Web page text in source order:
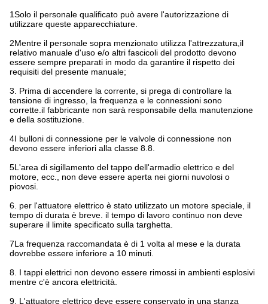
1Solo il personale qualificato può avere l'autorizzazione di
utilizzare queste apparecchiature.
2Mentre il personale sopra menzionato utilizza l'attrezzatura,il
relativo manuale d'uso e/o altri fascicoli del prodotto devono
essere sempre preparati in modo da garantire il rispetto dei
requisiti del presente manuale;
3. Prima di accendere la corrente, si prega di controllare la
tensione di ingresso, la frequenza e le connessioni sono
corrette.il fabbricante non sarà responsabile della manutenzione
e della sostituzione.
4I bulloni di connessione per le valvole di connessione non
devono essere inferiori alla classe 8.8.
5L'area di sigillamento del tappo dell'armadio elettrico e del
motore, ecc., non deve essere aperta nei giorni nuvolosi o
piovosi.
6. per l'attuatore elettrico è stato utilizzato un motore speciale, il
tempo di durata è breve. il tempo di lavoro continuo non deve
superare il limite specificato sulla targhetta.
7La frequenza raccomandata è di 1 volta al mese e la durata
dovrebbe essere inferiore a 10 minuti.
8. I tappi elettrici non devono essere rimossi in ambienti esplosivi
mentre c'è ancora elettricità.
9. L'attuatore elettrico deve essere conservato in una stanza